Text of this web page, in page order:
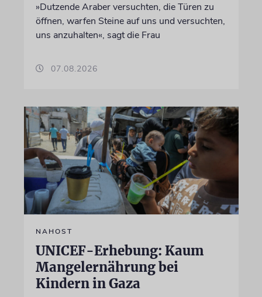
»Dutzende Araber versuchten, die Türen zu
öffnen, warfen Steine auf uns und versuchten,
uns anzuhalten«, sagt die Frau
07.08.2026
NAHOST
UNICEF-Erhebung: Kaum
Mangelernährung bei
Kindern in Gaza